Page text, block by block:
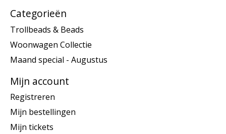
Categorieën
Trollbeads & Beads
Woonwagen Collectie
Maand special - Augustus
Mijn account
Registreren
Mijn bestellingen
Mijn tickets